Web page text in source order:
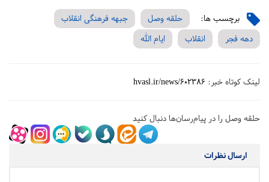
برچسب ها: حلقه وصل
جبهه فرهنگی انقلاب
دهه فجر
انقلاب ایام الله
لینک کوتاه خبر: hvasl.ir/news/602386
حلقه وصل را در پیام‌رسان‌ها دنبال کنید
ارسال نظرات